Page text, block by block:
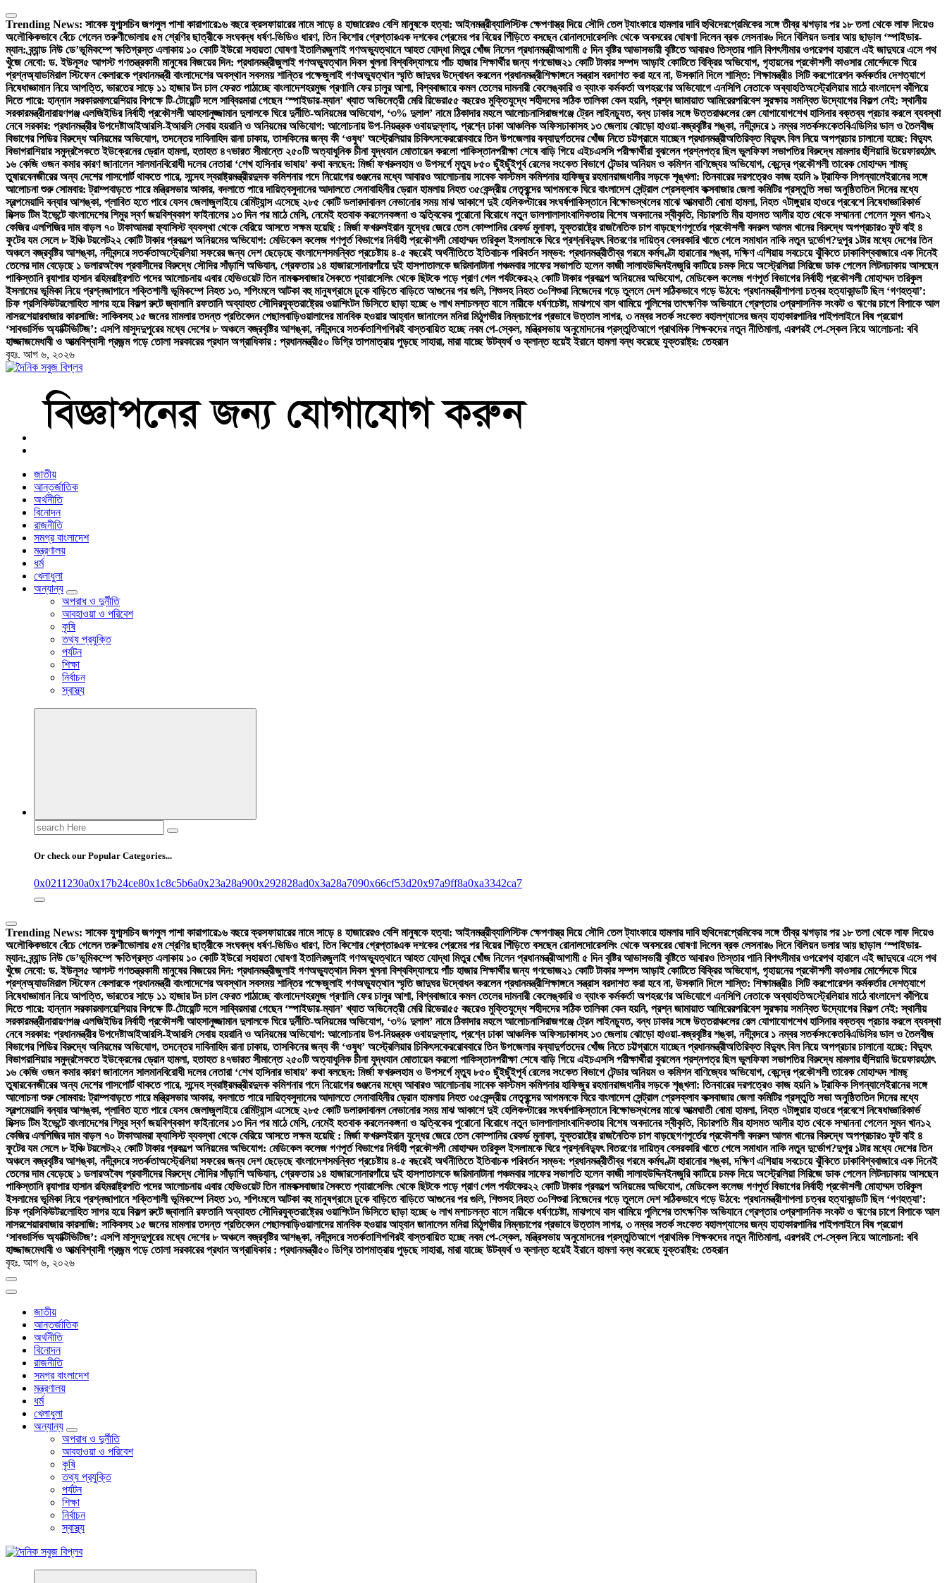
Skip
to
content
Trending News: সাবেক যুগ্মসচিব জগলুল পাশা কারাগারে১৬ বছরে ক্রসফায়ারের নামে সাড়ে ৪ হাজারেরও বেশি মানুষকে হত্যা: আইনমন্ত্রীব্যালিস্টিক ক্ষেপণাস্ত্র দিয়ে সৌদি তেল ট্যাংকারে হামলার দাবি হুথিদেরপ্রেমিকের সঙ্গে তীব্র ঝগড়ার পর ১৮ তলা থেকে লাফ দিয়েও
অলৌকিকভাবে বেঁচে গেলেন তরুণীভোলায় ৫ম শ্রেণির ছাত্রীকে সংঘবদ্ধ ধর্ষণ-ভিডিও ধারণ, তিন কিশোর গ্রেপ্তারএক দশকের প্রেমের পর বিয়ের পিঁড়িতে বসছেন রোনালদোরেসলিং থেকে অবসরের ঘোষণা দিলেন ব্রক লেসনার৬ দিনে বিলিয়ন ডলার আয় ছাড়াল ‘স্পাইডার-
ম্যান: ব্র্যান্ড নিউ ডে’ভূমিকম্পে ক্ষতিগ্রস্ত এলাকায় ১০ কোটি ইউরো সহায়তা ঘোষণা ইতালিরজুলাই গণঅভ্যুত্থানে আহত যোদ্ধা মিতুর খোঁজ নিলেন প্রধানমন্ত্রীআগামী ৫ দিন বৃষ্টির আভাসভারী বৃষ্টিতে আবারও তিস্তার পানি বিপৎসীমার ওপরেপথ হারালে এই জাদুঘরে এসে পথ
খুঁজে নেবো: ড. ইউনূস৫ আগস্ট গণতন্ত্রকামী মানুষের বিজয়ের দিন: প্রধানমন্ত্রীজুলাই গণঅভ্যুত্থান দিবস খুলনা বিশ্ববিদ্যালয়ে পাঁচ হাজার শিক্ষার্থীর জন্য গণভোজ২১ কোটি টাকার সম্পদ আড়াই কোটিতে বিক্রির অভিযোগ, গৃহায়নের প্রকৌশলী কাওসার মোর্শেদকে ঘিরে
প্রশ্নঅ্যাডমিরাল স্টিফেন কেলারকে প্রধানমন্ত্রী বাংলাদেশের অবস্থান সবসময় শান্তির পক্ষেজুলাই গণঅভ্যুত্থান স্মৃতি জাদুঘর উদ্বোধন করলেন প্রধানমন্ত্রীশিক্ষাঙ্গনে সন্ত্রাস বরদাশত করা হবে না, উসকানি দিলে শাস্তি: শিক্ষামন্ত্রী৪ সিটি করপোরেশন কর্মকর্তার দেশত্যাগে
নিষেধাজ্ঞামান নিয়ে আপত্তি, ভারতের সাড়ে ১১ হাজার টন চাল ফেরত পাঠাচ্ছে বাংলাদেশহরমুজ প্রণালি ফের চালুর আশা, বিশ্ববাজারে কমল তেলের দামনারী কেলেঙ্কারি ও ব্যাংক কর্মকর্তা অপহরণের অভিযোগে এনসিপি নেতাকে অব্যাহতিঅস্ট্রেলিয়ার মাঠে বাংলাদেশ কাঁপিয়ে
দিতে পারে: হান্নান সরকারমালয়েশিয়ার বিপক্ষে টি-টোয়েন্টি দলে সাব্বিরমারা গেছেন ‘স্পাইডার-ম্যান’ খ্যাত অভিনেত্রী মেরি রিভেরা৫৫ বছরেও মুক্তিযুদ্ধে শহীদদের সঠিক তালিকা কেন হয়নি, প্রশ্ন জামায়াত আমিরেরপরিবেশ সুরক্ষায় সমন্বিত উদ্যোগের বিকল্প নেই: স্থানীয়
সরকারমন্ত্রীনারায়ণগঞ্জ এলজিইডির নির্বাহী প্রকৌশলী আহসানুজ্জামান দুলালকে ঘিরে দুর্নীতি-অনিয়মের অভিযোগ, ‘৩% দুলাল’ নামে ঠিকাদার মহলে আলোচনাসিরাজগঞ্জে ট্রেন লাইনচ্যুত, বন্ধ ঢাকার সঙ্গে উত্তরাঞ্চলের রেল যোগাযোগশেখ হাসিনার বক্তব্য প্রচার করলে ব্যবস্থা
নেবে সরকার: প্রধানমন্ত্রীর উপদেষ্টাআইআরসি-ইআরসি সেবায় হয়রানি ও অনিয়মের অভিযোগ: আলোচনায় উপ-নিয়ন্ত্রক ওবায়দুল্লাহ, প্রশ্নে ঢাকা আঞ্চলিক অফিসঢাকাসহ ১৩ জেলায় ঝোড়ো হাওয়া-বজ্রবৃষ্টির শঙ্কা, নদীবন্দরে ১ নম্বর সতর্কসংকেতবিএডিসির ডাল ও তৈলবীজ
বিভাগের পিডির বিরুদ্ধে অনিয়মের অভিযোগ, তদন্তের দাবিনাহিদ রানা ঢাকায়, তাসকিনের জন্য কী ‘ওষুধ’ অস্ট্রেলিয়ার চিকিৎসকেররোববারে তিন উপজেলার বন্যাদুর্গতদের খোঁজ নিতে চট্টগ্রামে যাচ্ছেন প্রধানমন্ত্রীঅতিরিক্ত বিদ্যুৎ বিল নিয়ে অপপ্রচার চালানো হচ্ছে: বিদ্যুৎ
বিভাগরাশিয়ার সমুদ্রসৈকতে ইউক্রেনের ড্রোন হামলা, হতাহত ৪৭ভারত সীমান্তে ২৫০টি অত্যাধুনিক চীনা যুদ্ধযান মোতায়েন করলো পাকিস্তানপরীক্ষা শেষে বাড়ি গিয়ে এইচএসসি পরীক্ষার্থীরা বুঝলেন প্রশ্নপত্র ছিল ভুলফিফা সভাপতির বিরুদ্ধে মামলার হুঁশিয়ারি উয়েফারহঠাৎ
১৬ কেজি ওজন কমার কারণ জানালেন সালমানবিরোধী দলের নেতারা ‘শেখ হাসিনার ভাষায়’ কথা বলছেন: মির্জা ফখরুলহাম ও উপসর্গে মৃত্যু ৮৫০ ছুঁইছুঁইপূর্ব রেলের সংকেত বিভাগে টেন্ডার অনিয়ম ও কমিশন বাণিজ্যের অভিযোগ, কেন্দ্রে প্রকৌশলী তারেক মোহাম্মদ শামছ্
তুষারবেনজীরের অন্য দেশের পাসপোর্ট থাকতে পারে, সন্দেহ স্বরাষ্ট্রমন্ত্রীরদুদক কমিশনার পদে নিয়োগের গুঞ্জনের মধ্যে আবারও আলোচনায় সাবেক কাস্টমস কমিশনার হাফিজুর রহমানরাজধানীর সড়কে শৃঙ্খলা: তিনবারের দরপত্রেও কাজ হয়নি ৯ ট্রাফিক সিগন্যালেইরানের সঙ্গে
আলোচনা শুরু সোমবার: ট্রাম্পবাড়তে পারে মন্ত্রিসভার আকার, বদলাতে পারে দায়িত্বসুদানের আদালতে সেনাবাহিনীর ড্রোন হামলায় নিহত ৩৫কেন্দ্রীয় নেতৃবৃন্দের আগমনকে ঘিরে বাংলাদেশ সেন্ট্রাল প্রেসক্লাব কক্সবাজার জেলা কমিটির প্রস্তুতি সভা অনুষ্ঠিততিন দিনের মধ্যে
স্বল্পমেয়াদি বন্যার আশঙ্কা, প্লাবিত হতে পারে যেসব জেলাজুলাইয়ে রেমিট্যান্স এসেছে ২৮৫ কোটি ডলারদাবানল নেভানোর সময় মাঝ আকাশে দুই হেলিকপ্টারের সংঘর্ষপাকিস্তানে বিক্ষোভস্থলের মাঝে আত্মঘাতী বোমা হামলা, নিহত ৭টাঙ্গুয়ার হাওরে প্রবেশে নিষেধাজ্ঞারিকার্ভ
মিক্সড টিম ইভেন্টে বাংলাদেশের শিমুর স্বর্ণ জয়বিশ্বকাপ ফাইনালের ১৩ দিন পর মাঠে মেসি, নেমেই হতবাক করলেনকঙ্গনা ও হৃত্বিকের পুরোনো বিরোধে নতুন ডালপালাসাংবাদিকতায় বিশেষ অবদানের স্বীকৃতি, বিচারপতি মীর হাসমত আলীর হাত থেকে সম্মাননা পেলেন সুমন খান১২
কেজির এলপিজির দাম বাড়ল ৭০ টাকাআমরা ফ্যাসিস্ট ব্যবস্থা থেকে বেরিয়ে আসতে সক্ষম হয়েছি : মির্জা ফখরুলইরান যুদ্ধের জেরে তেল কোম্পানির রেকর্ড মুনাফা, যুক্তরাষ্ট্রে রাজনৈতিক চাপ বাড়ছেগণপূর্তের প্রকৌশলী বদরুল আলম খানের বিরুদ্ধে অপপ্রচার৩ ফুট বাই ৪
ফুটের যম সেলে ৮ ইঞ্চি টয়লেট২২ কোটি টাকার প্রকল্পে অনিয়মের অভিযোগ: মেডিকেল কলেজ গণপূর্ত বিভাগের নির্বাহী প্রকৌশলী মোহাম্মদ তরিকুল ইসলামকে ঘিরে প্রশ্নবিদ্যুৎ বিতরণের দায়িত্ব বেসরকারি খাতে গেলে সমাধান নাকি নতুন দুর্ভোগ?দুপুর ১টার মধ্যে দেশের তিন
অঞ্চলে বজ্রবৃষ্টির আশঙ্কা, নদীবন্দরে সতর্কতাঅস্ট্রেলিয়া সফরের জন্য দেশ ছেড়েছে বাংলাদেশসমন্বিত প্রচেষ্টায় ৪-৫ বছরেই অর্থনীতিতে ইতিবাচক পরিবর্তন সম্ভব: প্রধানমন্ত্রীতীব্র গরমে কর্মঘণ্টা হারানোর শঙ্কা, দক্ষিণ এশিয়ায় সবচেয়ে ঝুঁকিতে ঢাকাবিশ্ববাজারে এক দিনেই
তেলের দাম বেড়েছে ১ ডলারঅবৈধ প্রবাসীদের বিরুদ্ধে সৌদির সাঁড়াশি অভিযান, গ্রেফতার ১৪ হাজারসোনারগাঁয়ে দুই হাসপাতালকে জরিমানাটানা পঞ্চমবার সাফের সভাপতি হলেন কাজী সালাহউদ্দিনইনজুরি কাটিয়ে চমক দিয়ে অস্ট্রেলিয়া সিরিজে ডাক পেলেন লিটনঢাকায় আসছেন
পাকিস্তানি র‍্যাপার হাসান রহিমরাষ্ট্রপতি পদের আলোচনায় এবার হেভিওয়েট তিন নামকক্সবাজার সৈকতে প্যারাসেলিং থেকে ছিটকে পড়ে প্রাণ গেল পর্যটকের২২ কোটি টাকার প্রকল্পে অনিয়মের অভিযোগ, মেডিকেল কলেজ গণপূর্ত বিভাগের নির্বাহী প্রকৌশলী মোহাম্মদ তরিকুল
ইসলামের ভূমিকা নিয়ে প্রশ্নজাপানে শক্তিশালী ভূমিকম্পে নিহত ১৩, শপিংমলে আটকা বহু মানুষগ্রামে ঢুকে বাড়িতে বাড়িতে আগুনের পর গুলি, শিশুসহ নিহত ৩০শিশুরা নিজেদের গড়ে তুললে দেশ সঠিকভাবে গড়ে উঠবে: প্রধানমন্ত্রীশাপলা চত্বর হত্যাকান্ডটি ছিল ‘গণহত্যা’:
চিফ প্রসিকিউটরলোহিত সাগর হয়ে বিকল্প রুটে জ্বালানি রফতানি অব্যাহত সৌদিরযুক্তরাষ্ট্রের ওয়াশিংটন ডিসিতে ছাড়া হচ্ছে ৬ লাখ মশাচলন্ত বাসে নারীকে ধর্ষণচেষ্টা, মাঝপথে বাস থামিয়ে পুলিশের তাৎক্ষণিক অভিযানে গ্রেপ্তার ৩প্রশাসনিক সংকট ও ঋণের চাপে বিপাকে আল
নাসরশেয়ারবাজার কারসাজি: সাকিবসহ ১৫ জনের মামলার তদন্ত প্রতিবেদন পেছালবাড়িওয়ালাদের মানবিক হওয়ার আহ্বান জানালেন মনিরা মিঠুগভীর নিম্নচাপের প্রভাবে উত্তাল সাগর, ৩ নম্বর সতর্ক সংকেত বহালগ্যাসের জন্য হাহাকারপানির পাইপলাইনে বিষ প্রয়োগ
‘সাবভার্সিভ অ্যাক্টিভিটিজ’: এসপি মাসুদদুপুরের মধ্যে দেশের ৮ অঞ্চলে বজ্রবৃষ্টির আশঙ্কা, নদীবন্দরে সতর্কতাশিগগিরই বাস্তবায়িত হচ্ছে নবম পে-স্কেল, মন্ত্রিসভায় অনুমোদনের প্রস্তুতিআগে প্রাথমিক শিক্ষকদের নতুন নীতিমালা, এরপরই পে-স্কেল নিয়ে আলোচনা: ববি
হাজ্জাজমেধাবী ও আত্মবিশ্বাসী প্রজন্ম গড়ে তোলা সরকারের প্রধান অগ্রাধিকার : প্রধানমন্ত্রী৫০ ডিগ্রি তাপমাত্রায় পুড়ছে সাহারা, মারা যাচ্ছে উটব্যর্থ ও ক্লান্ত হয়েই ইরানে হামলা বন্ধ করেছে যুক্তরাষ্ট্র: তেহরান
বৃহঃ. আগ ৬, ২০২৬
বাংলা নিউজ পেপার
জাতীয়
আন্তর্জাতিক
অর্থনীতি
বিনোদন
রাজনীতি
সমগ্র বাংলাদেশ
মন্ত্রণালয়
ধর্ম
খেলাধুলা
অন্যান্য
অপরাধ ও দুর্নীতি
আবহাওয়া ও পরিবেশ
কৃষি
তথ্য প্রযুক্তি
পর্যটন
শিক্ষা
নির্বাচন
স্বাস্থ্য
Search
for:
Or check our Popular Categories...
0x0211230a0x17b24ce80x1c8c5b6a0x23a28a900x292828ad0x3a28a7090x66cf53d20x97a9ff8a0xa3342ca7
Trending News: সাবেক যুগ্মসচিব জগলুল পাশা কারাগারে১৬ বছরে ক্রসফায়ারের নামে সাড়ে ৪ হাজারেরও বেশি মানুষকে হত্যা: আইনমন্ত্রীব্যালিস্টিক ক্ষেপণাস্ত্র দিয়ে সৌদি তেল ট্যাংকারে হামলার দাবি হুথিদেরপ্রেমিকের সঙ্গে তীব্র ঝগড়ার পর ১৮ তলা থেকে লাফ দিয়েও
অলৌকিকভাবে বেঁচে গেলেন তরুণীভোলায় ৫ম শ্রেণির ছাত্রীকে সংঘবদ্ধ ধর্ষণ-ভিডিও ধারণ, তিন কিশোর গ্রেপ্তারএক দশকের প্রেমের পর বিয়ের পিঁড়িতে বসছেন রোনালদোরেসলিং থেকে অবসরের ঘোষণা দিলেন ব্রক লেসনার৬ দিনে বিলিয়ন ডলার আয় ছাড়াল ‘স্পাইডার-
ম্যান: ব্র্যান্ড নিউ ডে’ভূমিকম্পে ক্ষতিগ্রস্ত এলাকায় ১০ কোটি ইউরো সহায়তা ঘোষণা ইতালিরজুলাই গণঅভ্যুত্থানে আহত যোদ্ধা মিতুর খোঁজ নিলেন প্রধানমন্ত্রীআগামী ৫ দিন বৃষ্টির আভাসভারী বৃষ্টিতে আবারও তিস্তার পানি বিপৎসীমার ওপরেপথ হারালে এই জাদুঘরে এসে পথ
খুঁজে নেবো: ড. ইউনূস৫ আগস্ট গণতন্ত্রকামী মানুষের বিজয়ের দিন: প্রধানমন্ত্রীজুলাই গণঅভ্যুত্থান দিবস খুলনা বিশ্ববিদ্যালয়ে পাঁচ হাজার শিক্ষার্থীর জন্য গণভোজ২১ কোটি টাকার সম্পদ আড়াই কোটিতে বিক্রির অভিযোগ, গৃহায়নের প্রকৌশলী কাওসার মোর্শেদকে ঘিরে
প্রশ্নঅ্যাডমিরাল স্টিফেন কেলারকে প্রধানমন্ত্রী বাংলাদেশের অবস্থান সবসময় শান্তির পক্ষেজুলাই গণঅভ্যুত্থান স্মৃতি জাদুঘর উদ্বোধন করলেন প্রধানমন্ত্রীশিক্ষাঙ্গনে সন্ত্রাস বরদাশত করা হবে না, উসকানি দিলে শাস্তি: শিক্ষামন্ত্রী৪ সিটি করপোরেশন কর্মকর্তার দেশত্যাগে
নিষেধাজ্ঞামান নিয়ে আপত্তি, ভারতের সাড়ে ১১ হাজার টন চাল ফেরত পাঠাচ্ছে বাংলাদেশহরমুজ প্রণালি ফের চালুর আশা, বিশ্ববাজারে কমল তেলের দামনারী কেলেঙ্কারি ও ব্যাংক কর্মকর্তা অপহরণের অভিযোগে এনসিপি নেতাকে অব্যাহতিঅস্ট্রেলিয়ার মাঠে বাংলাদেশ কাঁপিয়ে
দিতে পারে: হান্নান সরকারমালয়েশিয়ার বিপক্ষে টি-টোয়েন্টি দলে সাব্বিরমারা গেছেন ‘স্পাইডার-ম্যান’ খ্যাত অভিনেত্রী মেরি রিভেরা৫৫ বছরেও মুক্তিযুদ্ধে শহীদদের সঠিক তালিকা কেন হয়নি, প্রশ্ন জামায়াত আমিরেরপরিবেশ সুরক্ষায় সমন্বিত উদ্যোগের বিকল্প নেই: স্থানীয়
সরকারমন্ত্রীনারায়ণগঞ্জ এলজিইডির নির্বাহী প্রকৌশলী আহসানুজ্জামান দুলালকে ঘিরে দুর্নীতি-অনিয়মের অভিযোগ, ‘৩% দুলাল’ নামে ঠিকাদার মহলে আলোচনাসিরাজগঞ্জে ট্রেন লাইনচ্যুত, বন্ধ ঢাকার সঙ্গে উত্তরাঞ্চলের রেল যোগাযোগশেখ হাসিনার বক্তব্য প্রচার করলে ব্যবস্থা
নেবে সরকার: প্রধানমন্ত্রীর উপদেষ্টাআইআরসি-ইআরসি সেবায় হয়রানি ও অনিয়মের অভিযোগ: আলোচনায় উপ-নিয়ন্ত্রক ওবায়দুল্লাহ, প্রশ্নে ঢাকা আঞ্চলিক অফিসঢাকাসহ ১৩ জেলায় ঝোড়ো হাওয়া-বজ্রবৃষ্টির শঙ্কা, নদীবন্দরে ১ নম্বর সতর্কসংকেতবিএডিসির ডাল ও তৈলবীজ
বিভাগের পিডির বিরুদ্ধে অনিয়মের অভিযোগ, তদন্তের দাবিনাহিদ রানা ঢাকায়, তাসকিনের জন্য কী ‘ওষুধ’ অস্ট্রেলিয়ার চিকিৎসকেররোববারে তিন উপজেলার বন্যাদুর্গতদের খোঁজ নিতে চট্টগ্রামে যাচ্ছেন প্রধানমন্ত্রীঅতিরিক্ত বিদ্যুৎ বিল নিয়ে অপপ্রচার চালানো হচ্ছে: বিদ্যুৎ
বিভাগরাশিয়ার সমুদ্রসৈকতে ইউক্রেনের ড্রোন হামলা, হতাহত ৪৭ভারত সীমান্তে ২৫০টি অত্যাধুনিক চীনা যুদ্ধযান মোতায়েন করলো পাকিস্তানপরীক্ষা শেষে বাড়ি গিয়ে এইচএসসি পরীক্ষার্থীরা বুঝলেন প্রশ্নপত্র ছিল ভুলফিফা সভাপতির বিরুদ্ধে মামলার হুঁশিয়ারি উয়েফারহঠাৎ
১৬ কেজি ওজন কমার কারণ জানালেন সালমানবিরোধী দলের নেতারা ‘শেখ হাসিনার ভাষায়’ কথা বলছেন: মির্জা ফখরুলহাম ও উপসর্গে মৃত্যু ৮৫০ ছুঁইছুঁইপূর্ব রেলের সংকেত বিভাগে টেন্ডার অনিয়ম ও কমিশন বাণিজ্যের অভিযোগ, কেন্দ্রে প্রকৌশলী তারেক মোহাম্মদ শামছ্
তুষারবেনজীরের অন্য দেশের পাসপোর্ট থাকতে পারে, সন্দেহ স্বরাষ্ট্রমন্ত্রীরদুদক কমিশনার পদে নিয়োগের গুঞ্জনের মধ্যে আবারও আলোচনায় সাবেক কাস্টমস কমিশনার হাফিজুর রহমানরাজধানীর সড়কে শৃঙ্খলা: তিনবারের দরপত্রেও কাজ হয়নি ৯ ট্রাফিক সিগন্যালেইরানের সঙ্গে
আলোচনা শুরু সোমবার: ট্রাম্পবাড়তে পারে মন্ত্রিসভার আকার, বদলাতে পারে দায়িত্বসুদানের আদালতে সেনাবাহিনীর ড্রোন হামলায় নিহত ৩৫কেন্দ্রীয় নেতৃবৃন্দের আগমনকে ঘিরে বাংলাদেশ সেন্ট্রাল প্রেসক্লাব কক্সবাজার জেলা কমিটির প্রস্তুতি সভা অনুষ্ঠিততিন দিনের মধ্যে
স্বল্পমেয়াদি বন্যার আশঙ্কা, প্লাবিত হতে পারে যেসব জেলাজুলাইয়ে রেমিট্যান্স এসেছে ২৮৫ কোটি ডলারদাবানল নেভানোর সময় মাঝ আকাশে দুই হেলিকপ্টারের সংঘর্ষপাকিস্তানে বিক্ষোভস্থলের মাঝে আত্মঘাতী বোমা হামলা, নিহত ৭টাঙ্গুয়ার হাওরে প্রবেশে নিষেধাজ্ঞারিকার্ভ
মিক্সড টিম ইভেন্টে বাংলাদেশের শিমুর স্বর্ণ জয়বিশ্বকাপ ফাইনালের ১৩ দিন পর মাঠে মেসি, নেমেই হতবাক করলেনকঙ্গনা ও হৃত্বিকের পুরোনো বিরোধে নতুন ডালপালাসাংবাদিকতায় বিশেষ অবদানের স্বীকৃতি, বিচারপতি মীর হাসমত আলীর হাত থেকে সম্মাননা পেলেন সুমন খান১২
কেজির এলপিজির দাম বাড়ল ৭০ টাকাআমরা ফ্যাসিস্ট ব্যবস্থা থেকে বেরিয়ে আসতে সক্ষম হয়েছি : মির্জা ফখরুলইরান যুদ্ধের জেরে তেল কোম্পানির রেকর্ড মুনাফা, যুক্তরাষ্ট্রে রাজনৈতিক চাপ বাড়ছেগণপূর্তের প্রকৌশলী বদরুল আলম খানের বিরুদ্ধে অপপ্রচার৩ ফুট বাই ৪
ফুটের যম সেলে ৮ ইঞ্চি টয়লেট২২ কোটি টাকার প্রকল্পে অনিয়মের অভিযোগ: মেডিকেল কলেজ গণপূর্ত বিভাগের নির্বাহী প্রকৌশলী মোহাম্মদ তরিকুল ইসলামকে ঘিরে প্রশ্নবিদ্যুৎ বিতরণের দায়িত্ব বেসরকারি খাতে গেলে সমাধান নাকি নতুন দুর্ভোগ?দুপুর ১টার মধ্যে দেশের তিন
অঞ্চলে বজ্রবৃষ্টির আশঙ্কা, নদীবন্দরে সতর্কতাঅস্ট্রেলিয়া সফরের জন্য দেশ ছেড়েছে বাংলাদেশসমন্বিত প্রচেষ্টায় ৪-৫ বছরেই অর্থনীতিতে ইতিবাচক পরিবর্তন সম্ভব: প্রধানমন্ত্রীতীব্র গরমে কর্মঘণ্টা হারানোর শঙ্কা, দক্ষিণ এশিয়ায় সবচেয়ে ঝুঁকিতে ঢাকাবিশ্ববাজারে এক দিনেই
তেলের দাম বেড়েছে ১ ডলারঅবৈধ প্রবাসীদের বিরুদ্ধে সৌদির সাঁড়াশি অভিযান, গ্রেফতার ১৪ হাজারসোনারগাঁয়ে দুই হাসপাতালকে জরিমানাটানা পঞ্চমবার সাফের সভাপতি হলেন কাজী সালাহউদ্দিনইনজুরি কাটিয়ে চমক দিয়ে অস্ট্রেলিয়া সিরিজে ডাক পেলেন লিটনঢাকায় আসছেন
পাকিস্তানি র‍্যাপার হাসান রহিমরাষ্ট্রপতি পদের আলোচনায় এবার হেভিওয়েট তিন নামকক্সবাজার সৈকতে প্যারাসেলিং থেকে ছিটকে পড়ে প্রাণ গেল পর্যটকের২২ কোটি টাকার প্রকল্পে অনিয়মের অভিযোগ, মেডিকেল কলেজ গণপূর্ত বিভাগের নির্বাহী প্রকৌশলী মোহাম্মদ তরিকুল
ইসলামের ভূমিকা নিয়ে প্রশ্নজাপানে শক্তিশালী ভূমিকম্পে নিহত ১৩, শপিংমলে আটকা বহু মানুষগ্রামে ঢুকে বাড়িতে বাড়িতে আগুনের পর গুলি, শিশুসহ নিহত ৩০শিশুরা নিজেদের গড়ে তুললে দেশ সঠিকভাবে গড়ে উঠবে: প্রধানমন্ত্রীশাপলা চত্বর হত্যাকান্ডটি ছিল ‘গণহত্যা’:
চিফ প্রসিকিউটরলোহিত সাগর হয়ে বিকল্প রুটে জ্বালানি রফতানি অব্যাহত সৌদিরযুক্তরাষ্ট্রের ওয়াশিংটন ডিসিতে ছাড়া হচ্ছে ৬ লাখ মশাচলন্ত বাসে নারীকে ধর্ষণচেষ্টা, মাঝপথে বাস থামিয়ে পুলিশের তাৎক্ষণিক অভিযানে গ্রেপ্তার ৩প্রশাসনিক সংকট ও ঋণের চাপে বিপাকে আল
নাসরশেয়ারবাজার কারসাজি: সাকিবসহ ১৫ জনের মামলার তদন্ত প্রতিবেদন পেছালবাড়িওয়ালাদের মানবিক হওয়ার আহ্বান জানালেন মনিরা মিঠুগভীর নিম্নচাপের প্রভাবে উত্তাল সাগর, ৩ নম্বর সতর্ক সংকেত বহালগ্যাসের জন্য হাহাকারপানির পাইপলাইনে বিষ প্রয়োগ
‘সাবভার্সিভ অ্যাক্টিভিটিজ’: এসপি মাসুদদুপুরের মধ্যে দেশের ৮ অঞ্চলে বজ্রবৃষ্টির আশঙ্কা, নদীবন্দরে সতর্কতাশিগগিরই বাস্তবায়িত হচ্ছে নবম পে-স্কেল, মন্ত্রিসভায় অনুমোদনের প্রস্তুতিআগে প্রাথমিক শিক্ষকদের নতুন নীতিমালা, এরপরই পে-স্কেল নিয়ে আলোচনা: ববি
হাজ্জাজমেধাবী ও আত্মবিশ্বাসী প্রজন্ম গড়ে তোলা সরকারের প্রধান অগ্রাধিকার : প্রধানমন্ত্রী৫০ ডিগ্রি তাপমাত্রায় পুড়ছে সাহারা, মারা যাচ্ছে উটব্যর্থ ও ক্লান্ত হয়েই ইরানে হামলা বন্ধ করেছে যুক্তরাষ্ট্র: তেহরান
বৃহঃ. আগ ৬, ২০২৬
জাতীয়
আন্তর্জাতিক
অর্থনীতি
বিনোদন
রাজনীতি
সমগ্র বাংলাদেশ
মন্ত্রণালয়
ধর্ম
খেলাধুলা
অন্যান্য
অপরাধ ও দুর্নীতি
আবহাওয়া ও পরিবেশ
কৃষি
তথ্য প্রযুক্তি
পর্যটন
শিক্ষা
নির্বাচন
স্বাস্থ্য
বাংলা নিউজ পেপার